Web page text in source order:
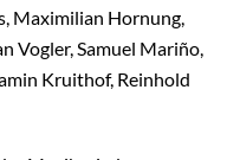
Maximilian Hornung,
Vogler, Samuel Mariño,
Kruithof, Reinhold